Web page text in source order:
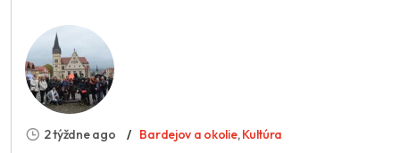
2 týždne ago Bardejov a okolie,Kultúra